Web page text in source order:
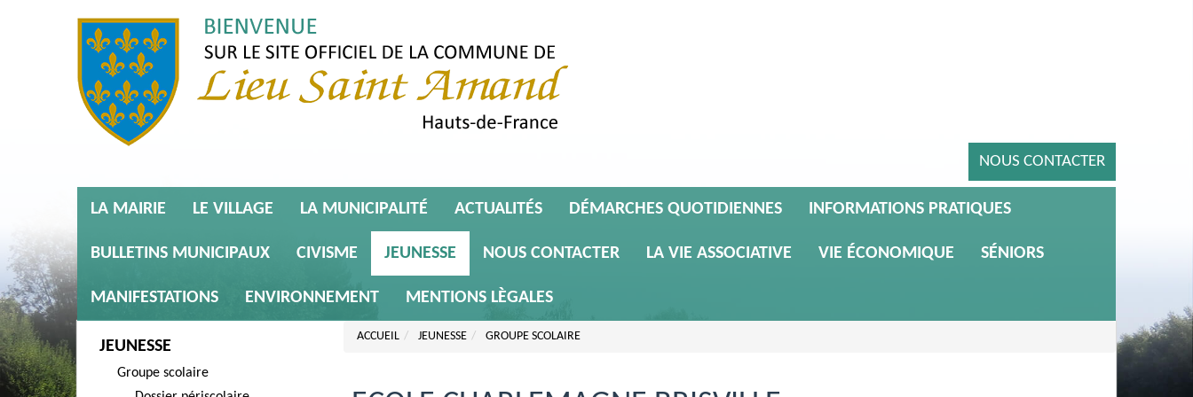
NOUS CONTACTER
LA MAIRIE LE VILLAGE LA MUNICIPALITÉ ACTUALITÉS DÉMARCHES QUOTIDIENNES INFORMATIONS PRATIQUES
BULLETINS MUNICIPAUX CIVISME JEUNESSE NOUS CONTACTER LA VIE ASSOCIATIVE VIE ÉCONOMIQUE SÉNIORS
MANIFESTATIONS ENVIRONNEMENT MENTIONS LÈGALES
JEUNESSE
Groupe scolaire
ACCUEIL JEUNESSE GROUPE SCOLAIRE